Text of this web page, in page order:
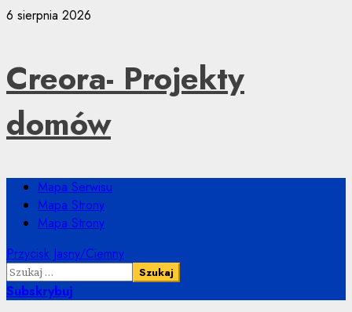
Przejdź
6 sierpnia 2026
Creora- Projekty
domów
Menu
główne
Mapa Serwisu
Mapa Strony
Mapa Strony
Przycisk Jasny/Ciemny
Szukaj:
Subskrybuj